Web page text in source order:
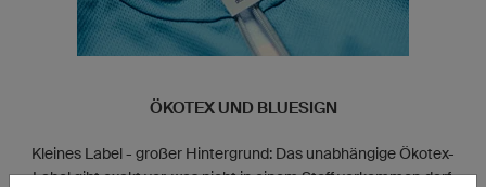
ÖKOTEX UND BLUESIGN
Kleines Label - großer Hintergrund: Das unabhängige Ökotex-
Label gibt exakt vor, was nicht in einem Stoff vorkommen darf.